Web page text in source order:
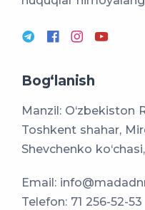
Bog‘lanish
Manzil: O‘zbekiston
Toshkent shahar,
Shevchenko
Email:
Telefon: 71 256-52-53